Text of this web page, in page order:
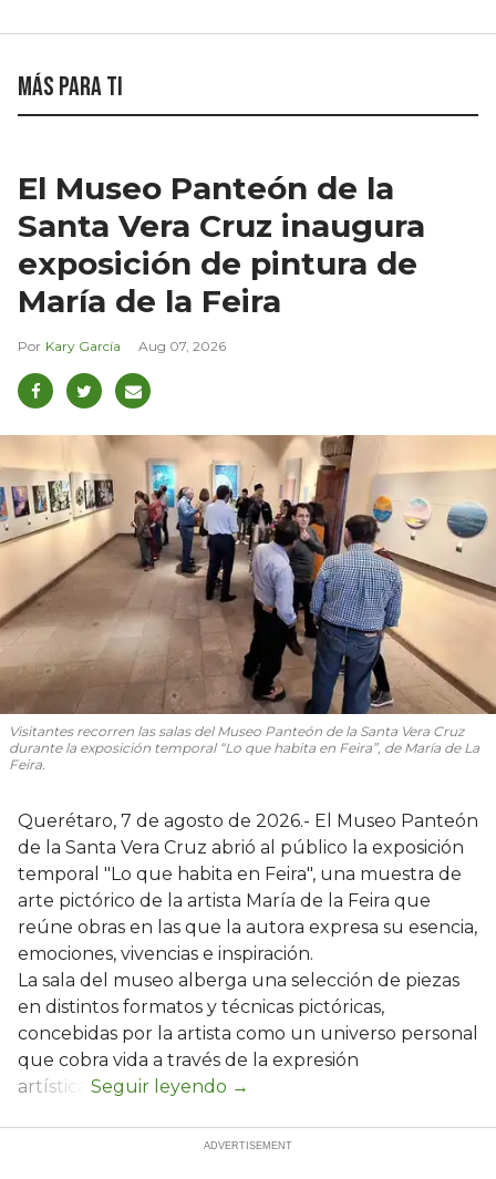
Más para ti
El Museo Panteón de la
Santa Vera Cruz inaugura
exposición de pintura de
María de la Feira
Kary García Aug 07, 2026
Visitantes recorren las salas del Museo Panteón de la Santa Vera Cruz
durante la exposición temporal “Lo que habita en Feira”, de María de La
Feira.
Querétaro, 7 de agosto de 2026.- El Museo Panteón
de la Santa Vera Cruz abrió al público la exposición
temporal "Lo que habita en Feira", una muestra de
arte pictórico de la artista María de la Feira que
reúne obras en las que la autora expresa su esencia,
emociones, vivencias e inspiración.
La sala del museo alberga una selección de piezas
en distintos formatos y técnicas pictóricas,
concebidas por la artista como un universo personal
que cobra vida a través de la expresión
artística.